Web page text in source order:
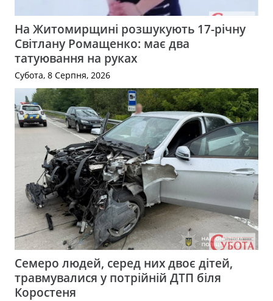
На Житомирщині розшукують 17-річну
Світлану Ромащенко: має два
татуювання на руках
Субота, 8 Серпня, 2026
Семеро людей, серед них двоє дітей,
травмувалися у потрійній ДТП біля
Коростеня